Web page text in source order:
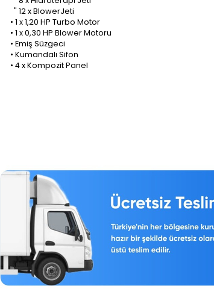
" 12 x BlowerJeti
• 1 x 1,20 HP Turbo Motor
• 1 x 0,30 HP Blower Motoru
• Emiş Süzgeci
• Kumandalı Sifon
• 4 x Kompozit Panel